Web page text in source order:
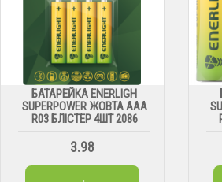
БАТАРЕЙКА ENERLIGH
SUPERPOWER ЖОВТА ААА
R03 БЛІСТЕР 4ШТ 2086
3.98